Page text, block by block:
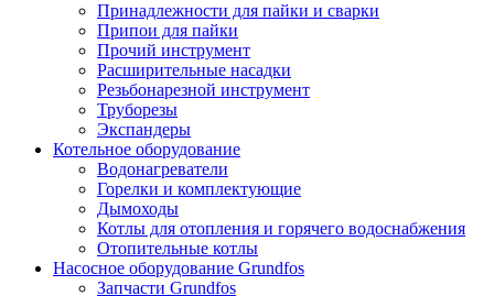
Принадлежности для пайки и сварки
Припои для пайки
Прочий инструмент
Расширительные насадки
Резьбонарезной инструмент
Труборезы
Экспандеры
Котельное оборудование
Водонагреватели
Горелки и комплектующие
Дымоходы
Котлы для отопления и горячего водоснабжения
Отопительные котлы
Насосное оборудование Grundfos
Запчасти Grundfos